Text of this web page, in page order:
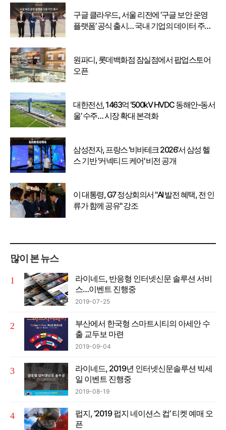
구글 클라우드, 서울 리전에 ‘구글 보안 운영
플랫폼’ 공식 출시… 국내 기업의 데이터 주권
원파디, 롯데백화점 잠실점에서 팝업스토어
오픈
대한전선, 1463억 ‘500kV HVDC 동해안-동서
울’ 수주… 시장 확대 본격화
삼성전자, 프랑스 '비바테크 2026'서 삼성 헬
스 기반 '커넥티드 케어' 비전 공개
이 대통령, G7 정상회의서 "AI 발전 혜택, 전 인
류가 함께 공유" 강조
많이 본 뉴스
라이네드, 반응형 인터넷신문 솔루션 서비
스…이벤트 진행중
2019-07-25
부산에서 한국형 스마트시티의 아세안 수
출 교두보 마련
2019-09-04
라이네드, 2019년 인터넷신문솔루션 빅세
일 이벤트 진행중
2019-08-19
펍지, ‘2019 펍지 네이션스 컵’ 티켓 예매 오
픈